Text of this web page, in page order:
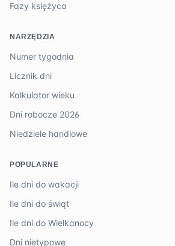
Fazy księżyca
NARZĘDZIA
Numer tygodnia
Licznik dni
Kalkulator wieku
Dni robocze 2026
Niedziele handlowe
POPULARNE
Ile dni do wakacji
Ile dni do świąt
Ile dni do Wielkanocy
Dni nietypowe